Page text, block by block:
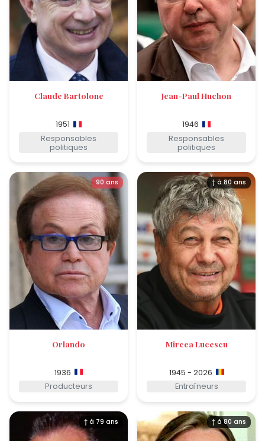
Claude Bartolone
1951
Responsables
politiques
Jean-Paul Huchon
1946
Responsables
politiques
90 ans
Orlando
1936
Producteurs
† à 80 ans
Mircea Lucescu
1945 - 2026
Entraîneurs
† à 79 ans † à 80 ans